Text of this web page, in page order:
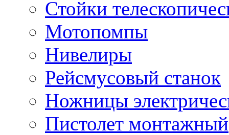
Стойки
Мотопомпы
Нивелиры
Рейсмусовый станок
Ножницы
Пистолет монтажный